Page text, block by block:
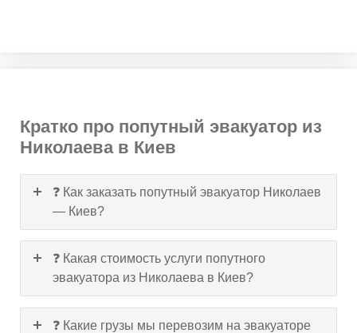
Кратко про попутный эвакуатор из
Николаева в Киев
❓ Как заказать попутный эвакуатор Николаев
— Киев?
❓ Какая стоимость услуги попутного
эвакуатора из Николаева в Киев?
❓ Какие грузы мы перевозим на эвакуаторе